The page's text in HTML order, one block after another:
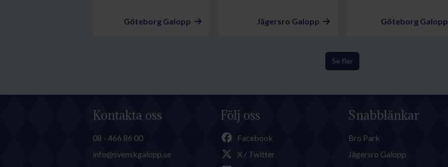
Göteborg Galopp Jägersro Galopp Göteborg Galopp
Se fler
Kontakta oss
08 - 466 86 00
info@svenskgalopp.se
Följ oss
Facebook
X / Twitter
Snabblänkar
Bro Park
Jägersro Galopp